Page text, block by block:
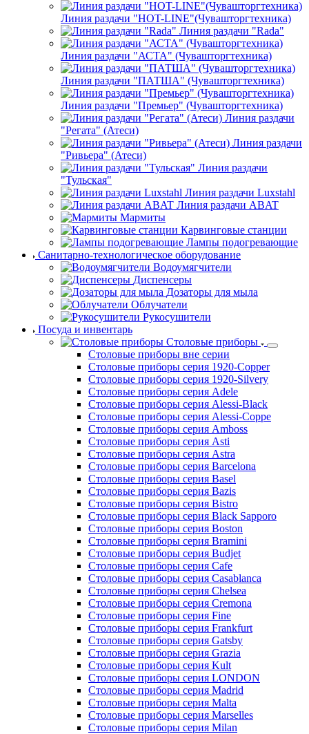
Линия раздачи "HOT-LINE"(Чувашторгтехника)
Линия раздачи "Rada"
Линия раздачи "АСТА" (Чувашторгтехника)
Линия раздачи "ПАТША" (Чувашторгтехника)
Линия раздачи "Премьер" (Чувашторгтехника)
Линия раздачи
"Регата" (Атеси)
Линия раздачи
"Ривьера" (Атеси)
Линия раздачи
"Тульская"
Линия раздачи Luxstahl
Линия раздачи ABAT
Мармиты
Карвинговые станции
Лампы подогревающие
Санитарно-технологическое оборудование
Водоумягчители
Диспенсеры
Дозаторы для мыла
Облучатели
Рукосушители
Посуда и инвентарь
Столовые приборы
Столовые приборы вне серии
Столовые приборы серия 1920-Copper
Столовые приборы серия 1920-Silvery
Столовые приборы серия Adele
Столовые приборы серия Alessi-Black
Столовые приборы серия Alessi-Coppe
Столовые приборы серия Amboss
Столовые приборы серия Asti
Столовые приборы серия Astra
Столовые приборы серия Barcelona
Столовые приборы серия Basel
Столовые приборы серия Bazis
Столовые приборы серия Bistro
Столовые приборы серия Black Sapporo
Столовые приборы серия Boston
Столовые приборы серия Bramini
Столовые приборы серия Budjet
Столовые приборы серия Cafe
Столовые приборы серия Casablanca
Столовые приборы серия Chelsea
Столовые приборы серия Cremona
Столовые приборы серия Fine
Столовые приборы серия Frankfurt
Столовые приборы серия Gatsby
Столовые приборы серия Grazia
Столовые приборы серия Kult
Столовые приборы серия LONDON
Столовые приборы серия Madrid
Столовые приборы серия Malta
Столовые приборы серия Marselles
Столовые приборы серия Milan